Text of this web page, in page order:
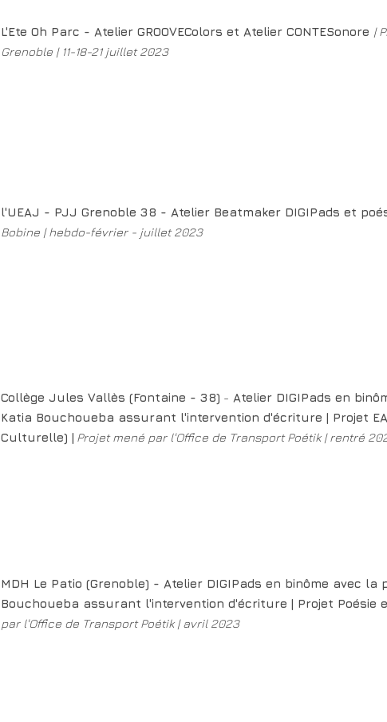
L'Ete Oh Parc - Atelier GROOVEColors et Atelier CONTESonore |
Grenoble | 11-18-21 juillet 2023
l'UEAJ - PJJ Grenoble 38 - Atelier Beatmaker DIGIPads et
Bobine | hebdo-février - juillet 2023
Collège Jules Vallès (Fontaine - 38) - Atelier DIGIPadsen
Katia Bouchoueba assurant l'interventiond'écriture | Projet
Culturelle) | Projet mené par l'Office de Transport Poétik | rentré
MDH Le Patio (Grenoble) - Atelier DIGIPadsen binôme avec la
Bouchoueba assurant l'interventiond'écriture | Projet Poésie
par l'Office de Transport Poétik | avril 2023